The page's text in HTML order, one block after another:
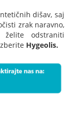
dišav, saj
zrak naravno,
odstraniti
Hygeolis.